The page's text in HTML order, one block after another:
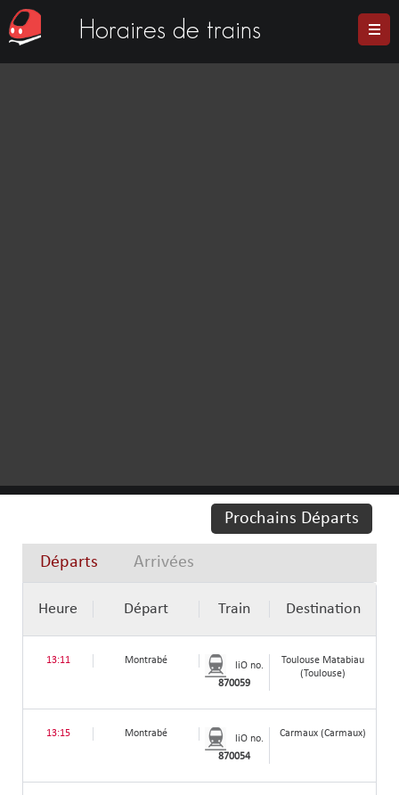
Horaires de trains
Prochains Départs
Départs Arrivées
Heure Départ Train Destination
13:11 Montrabé
liO no.
870059
Toulouse Matabiau
(Toulouse)
13:15 Montrabé
liO no.
870054
Carmaux (Carmaux)